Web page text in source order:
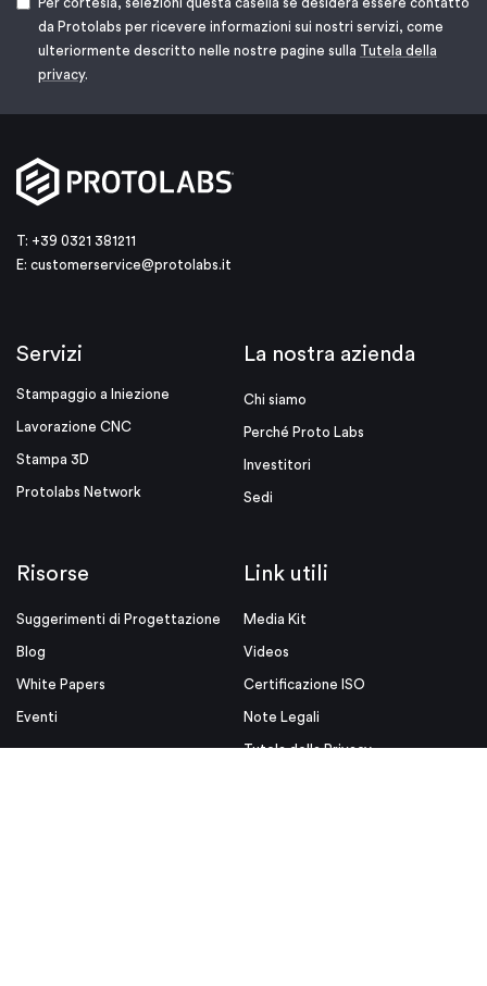
Per cortesia, selezioni questa casella se desidera essere contatto
da Protolabs per ricevere informazioni sui nostri servizi, come
ulteriormente descritto nelle nostre pagine sulla Tutela della
privacy.
T: +39 0321 381211
E: customerservice@protolabs.it
Servizi
Stampaggio a Iniezione
Lavorazione CNC
Stampa 3D
Protolabs Network
La nostra azienda
Chi siamo
Perché Proto Labs
Investitori
Sedi
Risorse
Suggerimenti di Progettazione
Blog
White Papers
Eventi
Link utili
Media Kit
Videos
Certificazione ISO
Note Legali
Tutela della Privacy